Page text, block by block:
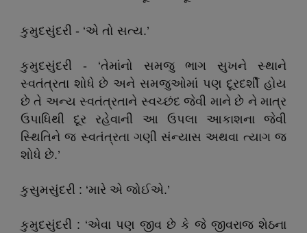
કુમુદસુંદરી - ‘એ તો સત્ય.’
કુમુદસુંદરી - ‘તેમાંનો સમજુ ભાગ સુખને સ્થાને
સ્વતંત્રતા શોધે છે અને સમજુઓમાં પણ દૂરદર્શી હોય
છે તે અન્ય સ્વતંત્રતાને સ્વચ્છંદ જેવી માને છે ને માત્ર
ઉપાધિથી દૂર રહેવાની આ ઉપલા આકાશના જેવી
સ્થિતિને જ સ્વતંત્રતા ગણી સંન્યાસ અથવા ત્યાગ જ
શોધે છે.’
કુસુમસુંદરી : ‘મારે એ જોઈએ.’
કુમુદસુંદરી : ‘એવા પણ જીવ છે કે જે જીવરાજ શેઠના